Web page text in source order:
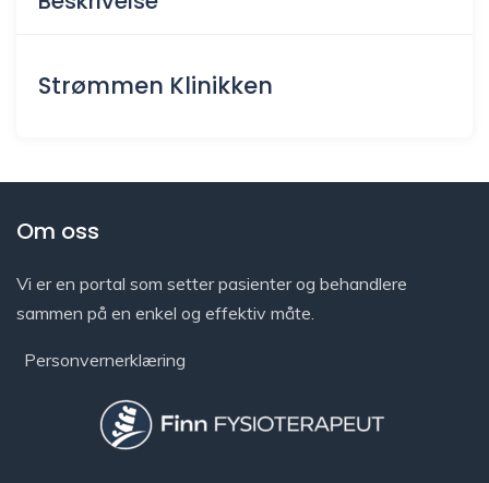
Strømmen Klinikken
Om oss
Vi er en portal som setter pasienter og behandlere
sammen på en enkel og effektiv måte.
Personvernerklæring